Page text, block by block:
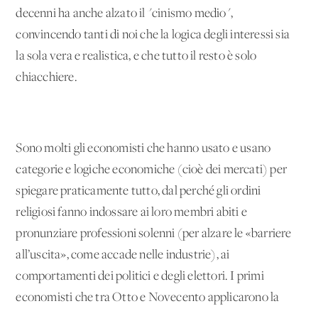
decenni ha anche alzato il "cinismo medio",
convincendo tanti di noi che la logica degli interessi sia
la sola vera e realistica, e che tutto il resto è solo
chiacchiere.
Sono molti gli economisti che hanno usato e usano
categorie e logiche economiche (cioè dei mercati) per
spiegare praticamente tutto, dal perché gli ordini
religiosi fanno indossare ai loro membri abiti e
pronunziare professioni solenni (per alzare le «barriere
all’uscita», come accade nelle industrie), ai
comportamenti dei politici e degli elettori. I primi
economisti che tra Otto e Novecento applicarono la